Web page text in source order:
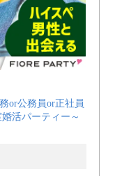
or公務員or正社員
活パーティー～